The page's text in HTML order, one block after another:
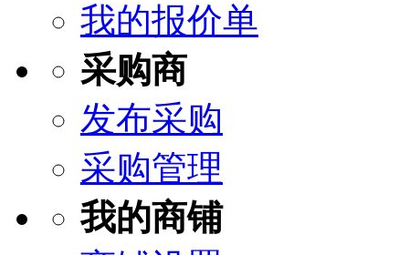
我的报价单
采购商
发布采购
采购管理
我的商铺